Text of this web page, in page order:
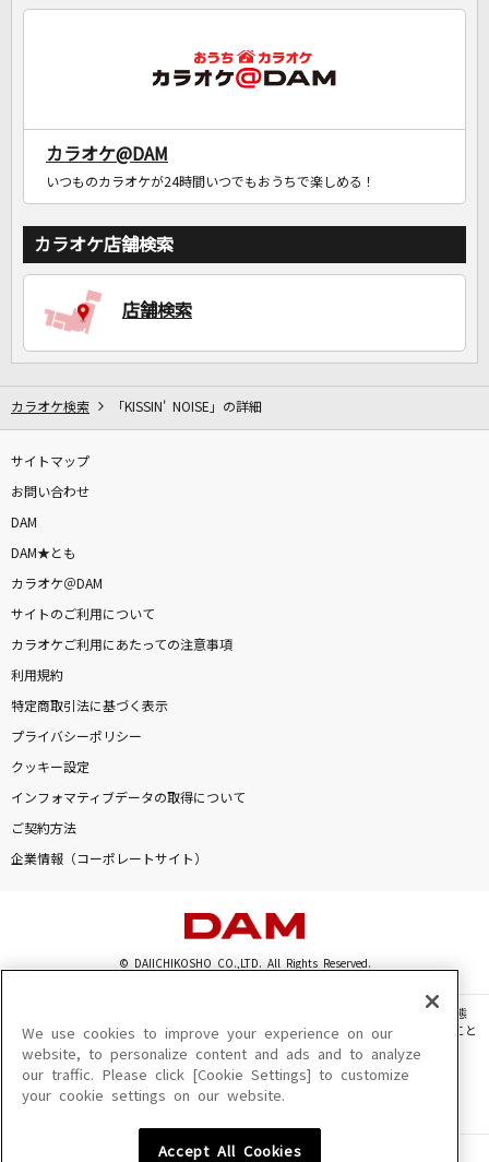
カラオケ@DAM
いつものカラオケが24時間いつでもおうちで楽しめる！
カラオケ店舗検索
店舗検索
カラオケ検索 「KISSIN' NOISE」の詳細
サイトマップ
お問い合わせ
DAM
DAM★とも
カラオケ＠DAM
サイトのご利用について
カラオケご利用にあたっての注意事項
利用規約
特定商取引法に基づく表示
プライバシーポリシー
クッキー設定
インフォマティブデータの取得について
ご契約方法
企業情報（コーポレートサイト）
© DAIICHIKOSHO CO.,LTD. All Rights Reserved.
このサイトに掲載されている一切の文章・画像・写真・動画・音声等を、手段や形態
を問わず、著作権法の定める範囲を超えて無断で複製、転載、ファイル化などすること
を禁じます。
楽曲及びコンテンツは、機種によりご利用いただけない場合があります。
楽曲及びコンテンツの配信日、配信内容が変更になる場合があります。
We use cookies to improve your experience on our
website, to personalize content and ads and to analyze
our traffic. Please click [Cookie Settings] to customize
your cookie settings on our website.
Accept All Cookies